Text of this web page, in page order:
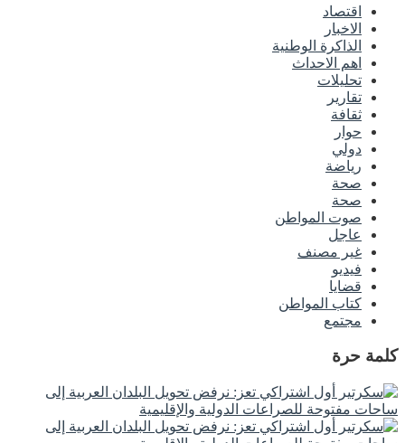
اقتصاد
الاخبار
الذاكرة الوطنية
اهم الاحداث
تحليلات
تقارير
ثقافة
حوار
دولي
رياضة
صحة
صحة
صوت المواطن
عاجل
غير مصنف
فيديو
قضايا
كتاب المواطن
مجتمع
كلمة حرة